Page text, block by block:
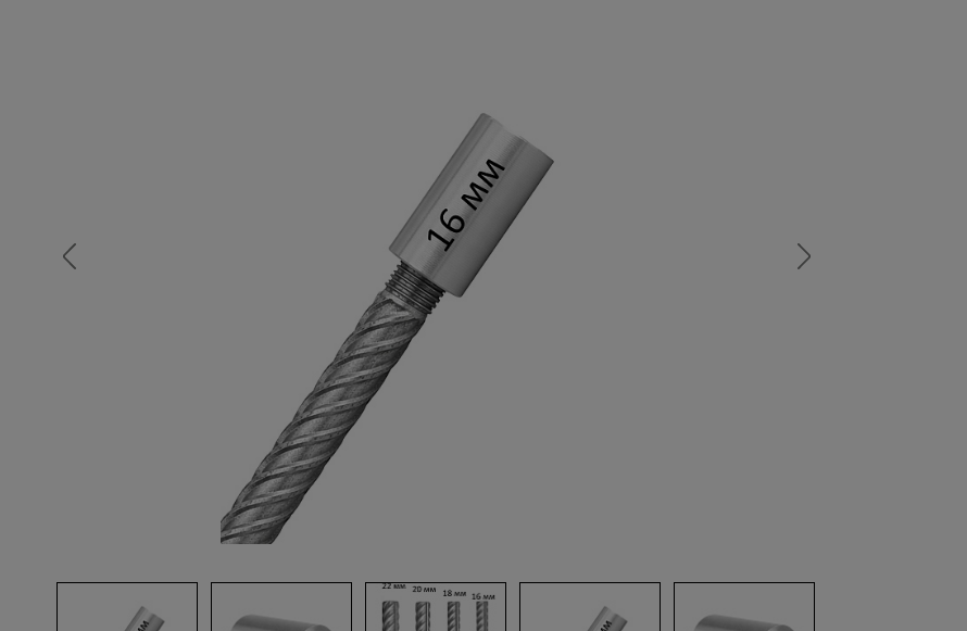
Вибротехника для строительства
Оборудование для работы с арматурой
Оборудование для бетонных работ
Тачки строительные и садовые
Лестницы и стремянки
Штукатурные комплекты
Сварочные аппараты
Тепловые пушки
Металл и металлообработка